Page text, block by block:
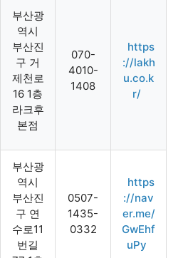
부산광
역시
부산진
구 거
제천로
16 1층
라크후
본점
070-
4010-
1408
https
://lakh
u.co.k
r/
부산광
역시
부산진
구 연
수로11
번길
0507-
1435-
0332
https
://nav
er.me/
GwEhf
uPy